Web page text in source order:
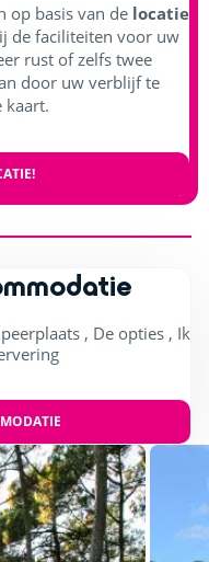
op basis van delocatie
de faciliteiten voor uw
rust of zelfs twee
door uw verblijf te
kaart.
, De opties , Ik